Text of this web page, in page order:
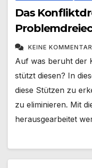
Das
KEINE
Auf was beruht der
stützt diesen? In
diese Stützen zu
zu eliminieren. Mit
herausgearbeitet